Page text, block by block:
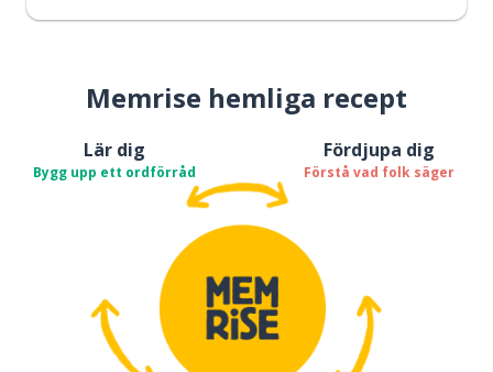
Memrise hemliga recept
Lär dig
Bygg upp ett ordförråd
Fördjupa dig
Förstå vad folk säger